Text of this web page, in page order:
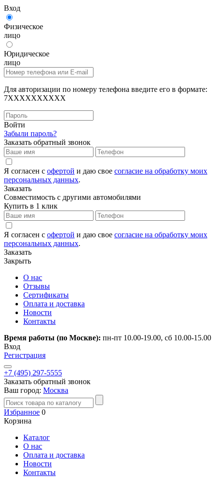
Вход
Физическое
лицо
Юридическое
лицо
Для авторизации по номеру телефона введите его в формате:
7XXXXXXXXXX
Войти
Забыли пароль?
Заказать обратный звонок
Я согласен с офертой и даю свое согласие на обработку моих
персональных данных.
Заказать
Совместимость с другими автомобилями
Купить в 1 клик
Я согласен с офертой и даю свое согласие на обработку моих
персональных данных.
Заказать
Закрыть
О нас
Отзывы
Сертификаты
Оплата и доставка
Новости
Контакты
Время работы (по Москве): пн-пт 10.00-19.00, сб 10.00-15.00
Вход
Регистрация
+7 (495) 297-5555
Заказать обратный звонок
Ваш город: Москва
Избранное 0
Корзина
Каталог
О нас
Оплата и доставка
Новости
Контакты